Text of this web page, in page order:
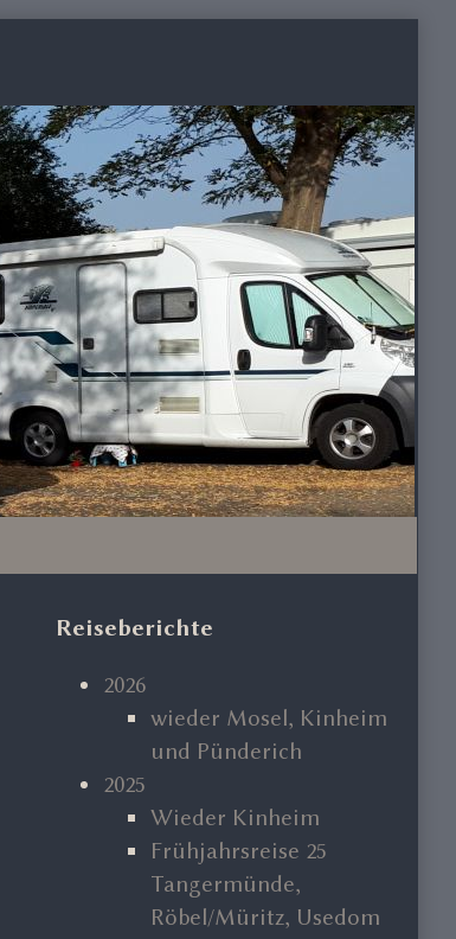
Primary
Sidebar
Reiseberichte
2026
wieder Mosel, Kinheim
und Pünderich
2025
Wieder Kinheim
Frühjahrsreise 25
Tangermünde,
Röbel/Müritz, Usedom